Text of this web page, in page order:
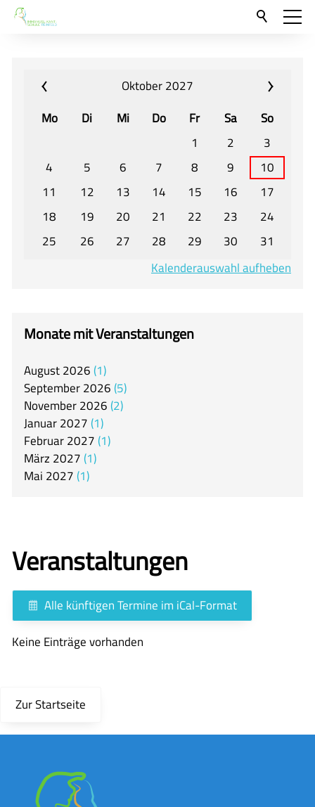
Neu hier?
Für Eltern und Schüler
Veranstaltungen und Termine
Unser Unterricht - Fachcurricula
Unsere Konzepte
Downloads
Unter-, Mittel und Oberstufe
itslearning
Arbeitsgemeinschaften
Mensa
Unsere Schulgemeinschaft
Kontakt
Oktober 2027
Mo
Di Mi Do Fr Sa
So
1
2
3
4
5 6 7 8 9
10
11
12 13 14 15 16
17
18
19 20 21 22 23
24
25
26 27 28 29 30
31
Kalenderauswahl aufheben
Monate mit Veranstaltungen
August2026 1
September2026 5
November2026 2
Januar2027 1
Februar2027 1
März 2027 1
Mai 2027 1
Veranstaltungen
Alle künftigen Termine im iCal-Format
Keine Einträge vorhanden
Zur Startseite